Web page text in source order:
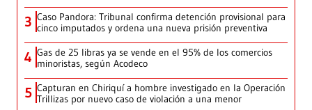
3 Caso Pandora: Tribunal confirma detención provisional para
cinco imputados y ordena una nueva prisión preventiva
4 Gas de 25 libras ya se vende en el 95% de los comercios
minoristas, según Acodeco
5 Capturan en Chiriquí a hombre investigado en la Operación
Trillizas por nuevo caso de violación a una menor